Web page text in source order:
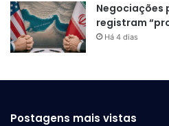
Negociações
registram
Há 4 dias
Postagens mais vistas